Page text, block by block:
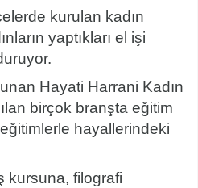
kurulan kadın
yaptıkları el işi
Hayati Harrani Kadın
birçok branşta eğitim
eğitimlerle hayallerindeki
kursuna, filografi